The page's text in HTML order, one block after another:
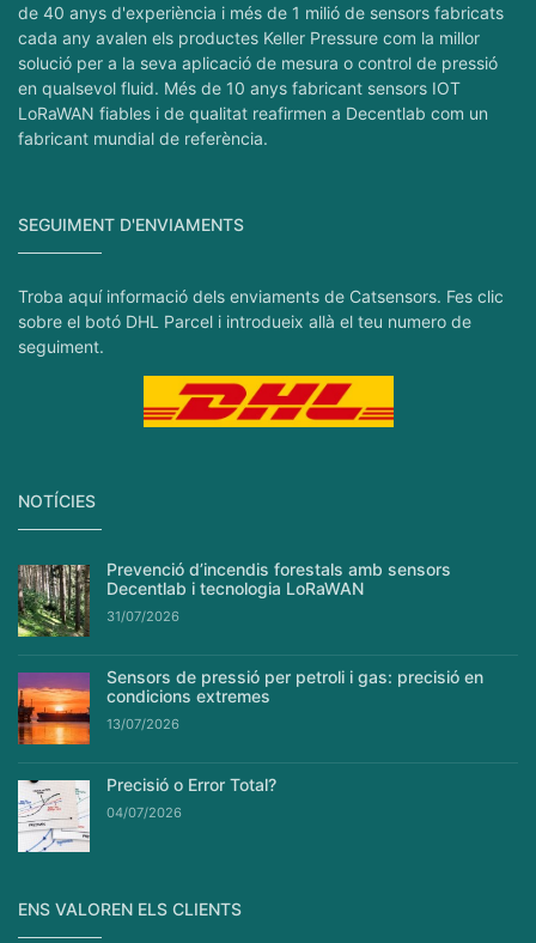
de 40 anys d'experiència i més de 1 milió de sensors fabricats
cada any avalen els productes Keller Pressure com la millor
solució per a la seva aplicació de mesura o control de pressió
en qualsevol fluid. Més de 10 anys fabricant sensors IOT
LoRaWAN fiables i de qualitat reafirmen a Decentlab com un
fabricant mundial de referència.
SEGUIMENT D'ENVIAMENTS
Troba aquí informació dels enviaments de Catsensors. Fes clic
sobre el botó DHL Parcel i introdueix allà el teu numero de
seguiment.
NOTÍCIES
Prevenció d’incendis forestals amb sensors
Decentlab i tecnologia LoRaWAN
31/07/2026
Sensors de pressió per petroli i gas: precisió en
condicions extremes
13/07/2026
Precisió o Error Total?
04/07/2026
ENS VALOREN ELS CLIENTS